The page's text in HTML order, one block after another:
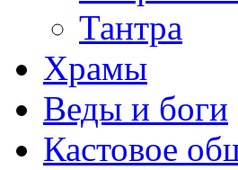
Тантра
Храмы
Веды и боги
Кастовое